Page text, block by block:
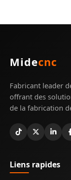
Midecnc
Fabricant leader
offrant des
de la fabrication
Liens rapides